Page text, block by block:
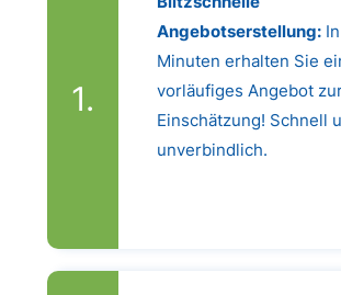
Angebotserstellung:In
Minuten erhalten Sie
vorläufiges Angebot
Einschätzung! Schnell
unverbindlich.